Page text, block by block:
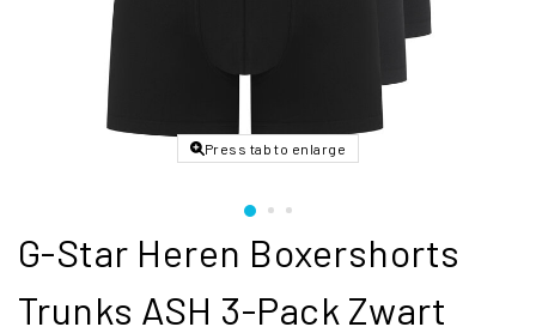
Press tab to enlarge
G-Star Heren Boxershorts
Trunks ASH 3-Pack Zwart